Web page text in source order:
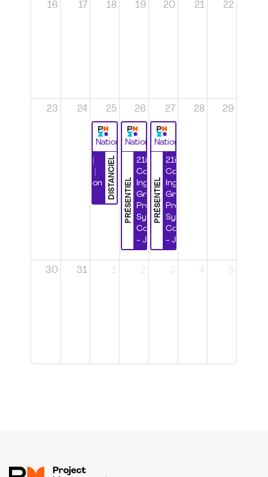
16 17 18 19 20 21 22
23 24 25
National
DISTANCIEL
Certification
26
National
PRÉSENTIEL
21ième
Congrès
Ingénierie
Grands
Projets et
Systèmes
Complexes
- Jour 1
27
National
PRÉSENTIEL
21ième
Congrès
Ingénierie
Grands
Projets et
Systèmes
Complexes
- Jour 2
28 29
30 31 1 2 3 4 5